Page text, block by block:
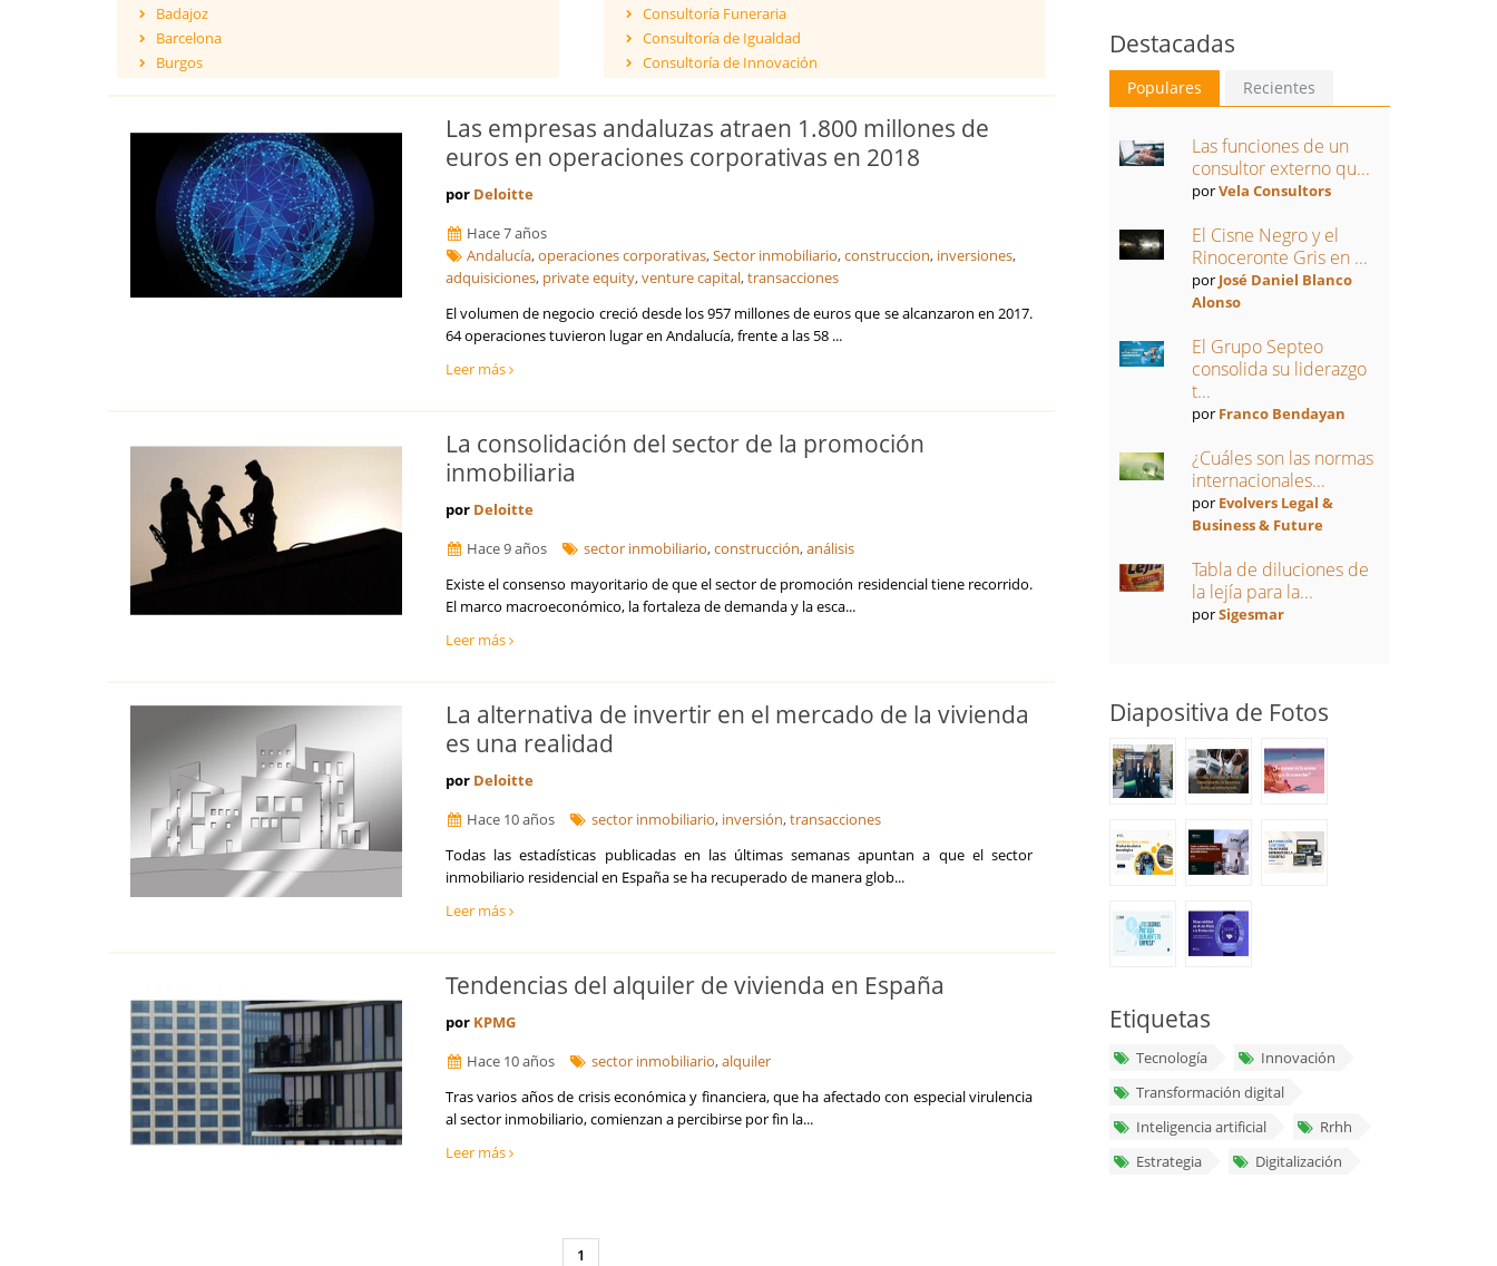
Badajoz
Barcelona
Burgos
Cantabria
Castellón
Ceuta
Ciudad Real
Córdoba
Cuenca
Girona
La Coruña
La Rioja
Las Palmas
León
Palencia
Pontevedra
Salamanca
Santa Cruz de Tenerife
Segovia
Sevilla
Valencia
Valladolid
Vizcaya
Zamora
Zaragoza
Consultoría Funeraria
Consultoría de Igualdad
Consultoría de Innovación
Eficiencia Energética
Financiación de proyectos internacionales
Fusiones y Adquisiciones
Gestión de riesgos y cumplimiento
Gestión del Conocimiento
Ingeniería, Proyectos y Obras
Marketing y captación de clientes
Optimización de costes y eficiencia
Responsabilidad Social Empresarial
Salud
Seguridad Alimentaria
Ventas y Comercial
Las empresas andaluzas atraen 1.800 millones de
euros en operaciones corporativas en 2018
por Deloitte
Hace 7 años
Andalucía,operaciones corporativas,Sector inmobiliario,construccion, inversiones,
adquisiciones, private equity,venture capital,transacciones
El volumen de negocio creció desde los 957 millones de euros que se alcanzaron en 2017.
64 operaciones tuvieron lugar en Andalucía, frente a las 58 ...
Leer más
La consolidación del sector de la promoción
inmobiliaria
por Deloitte
Hace 9 años
sector inmobiliario,construcción,análisis
Existe el consenso mayoritario de que el sector de promoción residencial tiene recorrido.
El marco macroeconómico, la fortaleza de demanda y la esca...
Leer más
La alternativa de invertir en el mercado de la vivienda
es una realidad
por Deloitte
Hace 10 años
sector inmobiliario, inversión,transacciones
Todas las estadísticas publicadas en las últimas semanas apuntan a que el sector
inmobiliario residencial en España se ha recuperado de manera glob...
Leer más
Tendencias del alquiler de vivienda en España
por KPMG
Hace 10 años
sector inmobiliario,alquiler
Tras varios años de crisis económica y financiera, que ha afectado con especial virulencia
al sector inmobiliario, comienzan a percibirse por fin la...
Leer más
1
Destacadas
Populares Recientes
Las funciones de un
consultor externo qu...
porVela Consultors
El Cisne Negro y el
Rinoceronte Gris en ...
por José Daniel Blanco
Alonso
El Grupo Septeo
consolida su liderazgo
t...
por Franco Bendayan
¿Cuáles son las normas
internacionales...
por Evolvers Legal &
Business & Future
Tabla de diluciones de
la lejía para la...
porSigesmar
Diapositiva de Fotos
Etiquetas
Tecnología
Innovación
Transformación digital
Inteligencia artificial
Rrhh
Estrategia
Digitalización